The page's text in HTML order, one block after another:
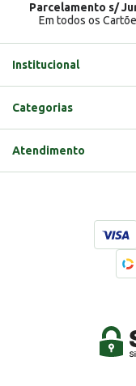
Parcelamento s/
Em todos os
Institucional
Categorias
Atendimento